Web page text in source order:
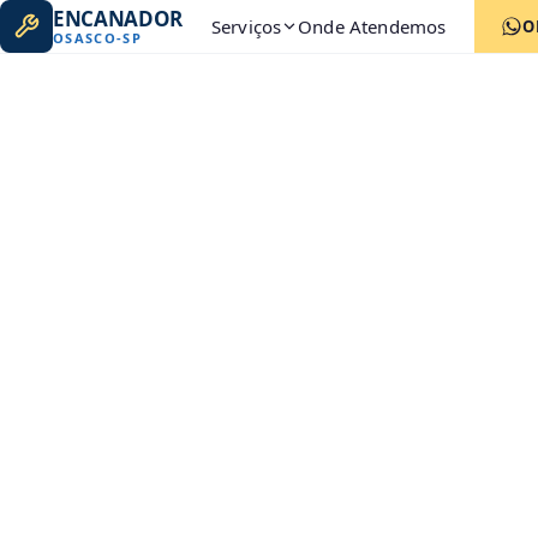
ENCANADOR
OSASCO-SP Serviços Onde Atendemos